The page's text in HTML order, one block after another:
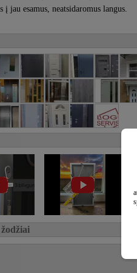
jau esamus, neatsidaromus langus.